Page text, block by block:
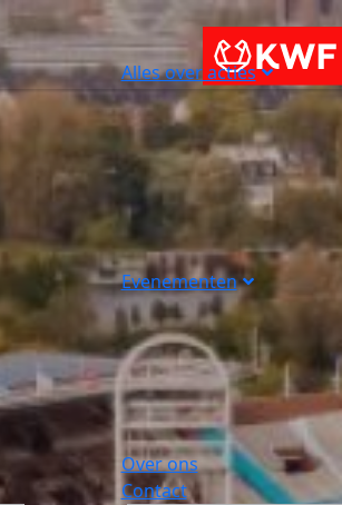
Alles over acties
Evenementen
Over ons
Contact